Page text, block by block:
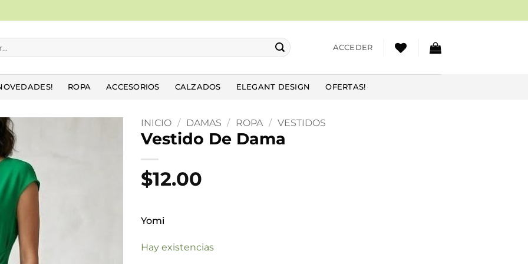
ACCEDER
ROPA ACCESORIOS CALZADOS ELEGANT DESIGN OFERTAS!
INICIO / DAMAS / ROPA / VESTIDOS
Vestido De Dama
$12.00
Yomi
Hay existencias